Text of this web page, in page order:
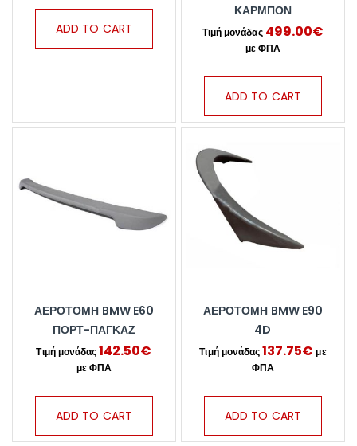
ADD TO CART
ΚΑΡΜΠΟΝ
499.00€
ADD TO CART
ΑΕΡΟΤΟΜΗ BMW E60
ΠΟΡΤ-ΠΑΓΚΑΖ
142.50€
ADD TO CART
ΑΕΡΟΤΟΜΗ BMW E90
4D
137.75€
ADD TO CART